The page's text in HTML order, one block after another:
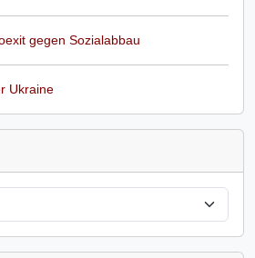
gegen Sozialabbau
Ukraine